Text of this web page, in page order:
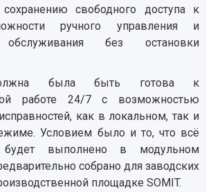
свободного доступа к
ручного управления и
обслуживания без остановки
была быть готова к
работе 24/7 с возможностью
как в локальном, так и
Условием было и то, что всё
будет выполнено в модульном
собрано для заводских
площадке SOMIT.